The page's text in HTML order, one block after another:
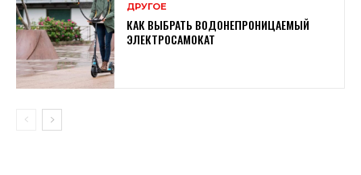
ДРУГОЕ
КАК ВЫБРАТЬ ВОДОНЕПРОНИЦАЕМЫЙ
ЭЛЕКТРОСАМОКАТ